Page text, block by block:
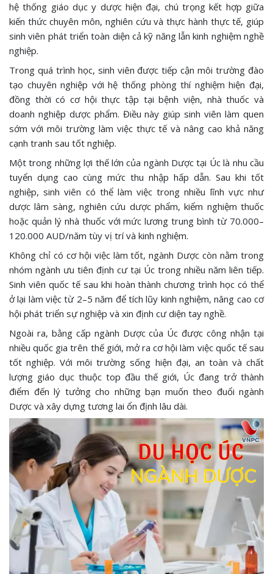
hệ thống giáo dục y dược hiện đại, chú trọng kết hợp giữa
kiến thức chuyên môn, nghiên cứu và thực hành thực tế, giúp
sinh viên phát triển toàn diện cả kỹ năng lẫn kinh nghiệm nghề
nghiệp.
Trong quá trình học, sinh viên được tiếp cận môi trường đào
tạo chuyên nghiệp với hệ thống phòng thí nghiệm hiện đại,
đồng thời có cơ hội thực tập tại bệnh viện, nhà thuốc và
doanh nghiệp dược phẩm. Điều này giúp sinh viên làm quen
sớm với môi trường làm việc thực tế và nâng cao khả năng
cạnh tranh sau tốt nghiệp.
Một trong những lợi thế lớn của ngành Dược tại Úc là nhu cầu
tuyển dụng cao cùng mức thu nhập hấp dẫn. Sau khi tốt
nghiệp, sinh viên có thể làm việc trong nhiều lĩnh vực như
dược lâm sàng, nghiên cứu dược phẩm, kiểm nghiệm thuốc
hoặc quản lý nhà thuốc với mức lương trung bình từ 70.000–
120.000 AUD/năm tùy vị trí và kinh nghiệm.
Không chỉ có cơ hội việc làm tốt, ngành Dược còn nằm trong
nhóm ngành ưu tiên định cư tại Úc trong nhiều năm liên tiếp.
Sinh viên quốc tế sau khi hoàn thành chương trình học có thể
ở lại làm việc từ 2–5 năm để tích lũy kinh nghiệm, nâng cao cơ
hội phát triển sự nghiệp và xin định cư diện tay nghề.
Ngoài ra, bằng cấp ngành Dược của Úc được công nhận tại
nhiều quốc gia trên thế giới, mở ra cơ hội làm việc quốc tế sau
tốt nghiệp. Với môi trường sống hiện đại, an toàn và chất
lượng giáo dục thuộc top đầu thế giới, Úc đang trở thành
điểm đến lý tưởng cho những bạn muốn theo đuổi ngành
Dược và xây dựng tương lai ổn định lâu dài.